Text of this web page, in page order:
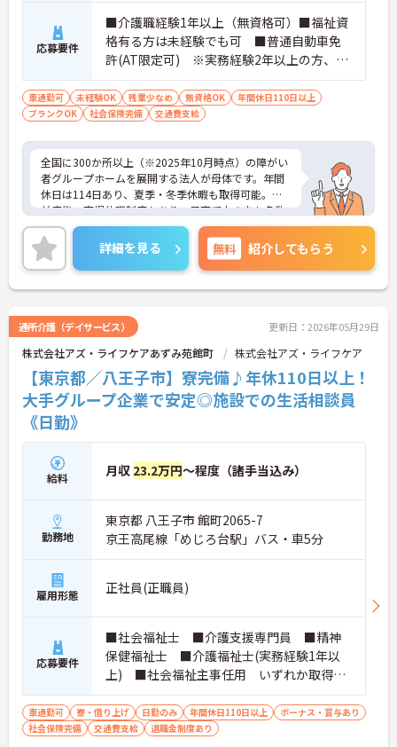
追われることなくご利用者様のペースに合わせたサ
ポートが可能です。施設も専用設計で働きやすく、
ご自身の理想とする福祉を実践できる環境が整って
います。
応募要件
■介護職経験1年以上（無資格可）■福祉資
格有る方は未経験でも可 ■普通自動車免
許(AT限定可) ※実務経験2年以上の方、障
がい者福祉に関する経験をお持ちの方大歓
迎
車通勤可 未経験OK 残業少なめ 無資格OK
年間休日110日以上
ブランクOK
社会保険完備 交通費支給
全国に300か所以上（※2025年10月時点）の障がい
者グループホームを展開する法人が母体です。年間
休日は114日あり、夏季・冬季休暇も取得可能。産
前産後・育児休暇制度もあり、子育て中の方も多数
活躍中で、ワークライフバランスを大切にしながら
働ける環境が整っています。研修制度や外部勉強会
の受講支援もあり、スキルアップもしっかりサポー
ト。将来的には管理者やエリアマネージャーへのキ
ャリアアップも目指せます。20代から60代まで幅広
の職場です。介護経験を活かしたい方、福祉の資格
をお持ちの方、安定した法人でキャリアを築きたい
方におすすめです。
★おすすめPOINT★
・生活支援員からスタートし、サービス管理責任者
やエリアマネージャーへと続く明確なステップアッ
プの道筋が用意されています。急成長中の企業であ
ネジメント職への挑戦も視野に入れていただけま
す。
・年間休日114日、残業月平均10時間程度という就
業環境に加え、産前産後休暇や育児休暇制度がしっ
かりと整備されています。オンとオフの切り替えを
明確にし、心身ともに充実した状態で長くご活躍い
ただけます。
・グループホーム一棟あたりの入居者様20名定員を
常時2～4名のスタッフで支援、国基準を上回る人員
ポートが可能です。施設も専用設計で働きやすく、
ご自身の理想とする福祉を実践できる環境が整って
います。
詳細を見る 無料 紹介してもらう
通所介護（デイサービス） 更新日：2026年05月29日
株式会社アズ・ライフケアあずみ苑館町 株式会社アズ・ライフケア
【東京都／八王子市】寮完備♪年休110日以上！
大手グループ企業で安定◎施設での生活相談員
《日勤》
給料 月収 23.2万円～程度（諸手当込み）
勤務地
東京都 八王子市 館町2065-7
京王高尾線「めじろ台駅」バス・車5分
雇用形態 正社員(正職員)
応募要件
■社会福祉士 ■介護支援専門員 ■精神
保健福祉士 ■介護福祉士(実務経験1年以
上) ■社会福祉主事任用 いずれか取得さ
れている方 ■普通自動車免許をお持ちの
方 ※厚生労働大臣が定める科目を3科目以上
履修していることが成績証明書の提示にて
車通勤可 寮・借り上げ 日勤のみ 年間休日110日以上
ボーナス・賞与あり
社会保険完備
交通費支給 退職金制度あり